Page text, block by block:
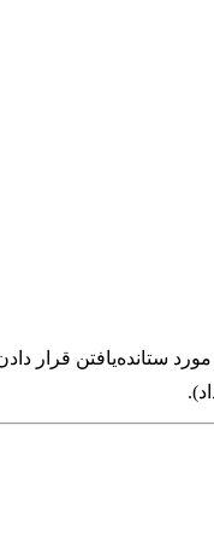
مورد ستانده‌یافتن قرار
)
.